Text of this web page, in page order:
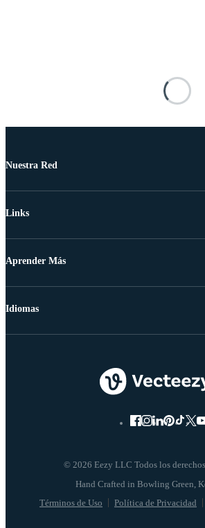
Nuestra Red
Links
Aprender Más
© 2026 Eezy LLC Todos los
Términos de Uso Política de Privacidad
Idiomas